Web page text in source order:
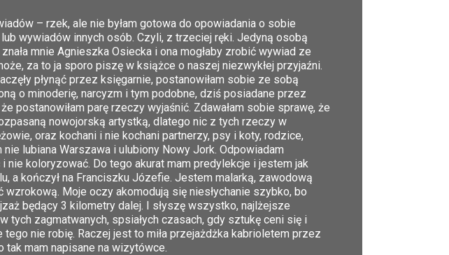
– rzek, ale nie byłam gotowa do opowiadania o sobie
wywiadów innych osób. Czyli, z trzeciej ręki. Jedyną osobą
mnie Agnieszka Osiecka i ona mogłaby zrobić wywiad ze
za to ja sporo piszę w książce o naszej niezwykłej przyjaźni.
płynąć przez księgarnie, postanowiłam sobie ze sobą
o minoderię, narcyzm i tym podobne, dziś posiadane przez
postanowiłam parę rzeczy wyjaśnić. Zdawałam sobie sprawę, że
nowojorską artystką, dlatego nic z tych rzeczy w
oraz kochani i nie kochani partnerzy, psy i koty, rodzice,
lubiana Warszawa i ulubiony Nowy Jork. Odpowiadam
koloryzować. Do tego akurat mam predylekcje i jestem jak
a kończył na Franciszku Józefie. Jestem malarką, zawodową
Moje oczy akomodują się niesłychanie szybko, bo
będący 3 kilometry dalej. I słyszę wszystko, najlżejsze
tych zagmatwanych, spsiałych czasach, gdy sztukę ceni się i
tego nie robię. Raczej jest to miła przejażdżka kabrioletem przez
tak mam napisane na wizytówce.